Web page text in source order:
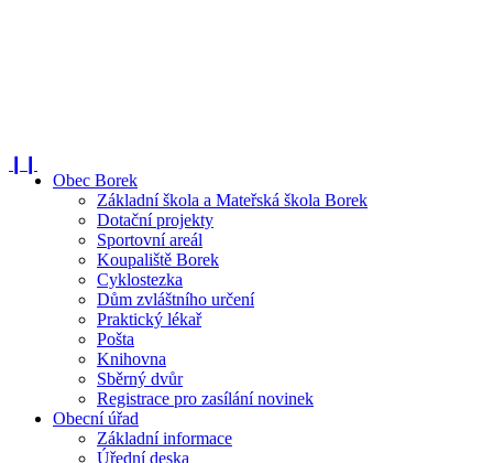
Obec Borek
Základní škola a Mateřská škola Borek
Dotační projekty
Sportovní areál
Koupaliště Borek
Cyklostezka
Dům zvláštního určení
Praktický lékař
Pošta
Knihovna
Sběrný dvůr
Registrace pro zasílání novinek
Obecní úřad
Základní informace
Úřední deska